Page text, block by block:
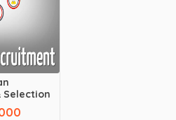
Selection